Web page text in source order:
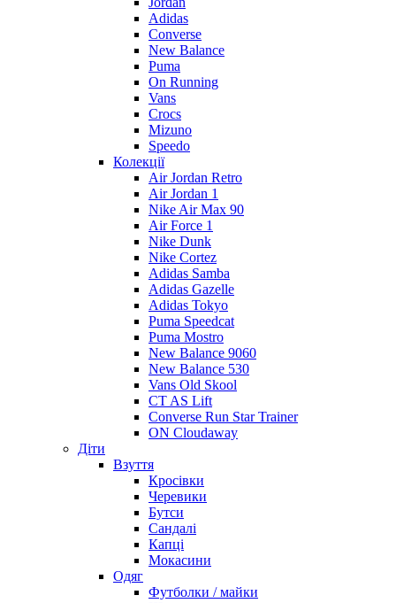
Adidas
Converse
New Balance
Puma
On Running
Vans
Crocs
Mizuno
Speedo
Колекції
Air Jordan Retro
Air Jordan 1
Nike Air Max 90
Air Force 1
Nike Dunk
Nike Cortez
Adidas Samba
Adidas Gazelle
Adidas Tokyo
Puma Speedcat
Puma Mostro
New Balance 9060
New Balance 530
Vans Old Skool
CT AS Lift
Converse Run Star Trainer
ON Cloudaway
Діти
Взуття
Кросівки
Черевики
Бутси
Сандалі
Капці
Мокасини
Одяг
Футболки / майки